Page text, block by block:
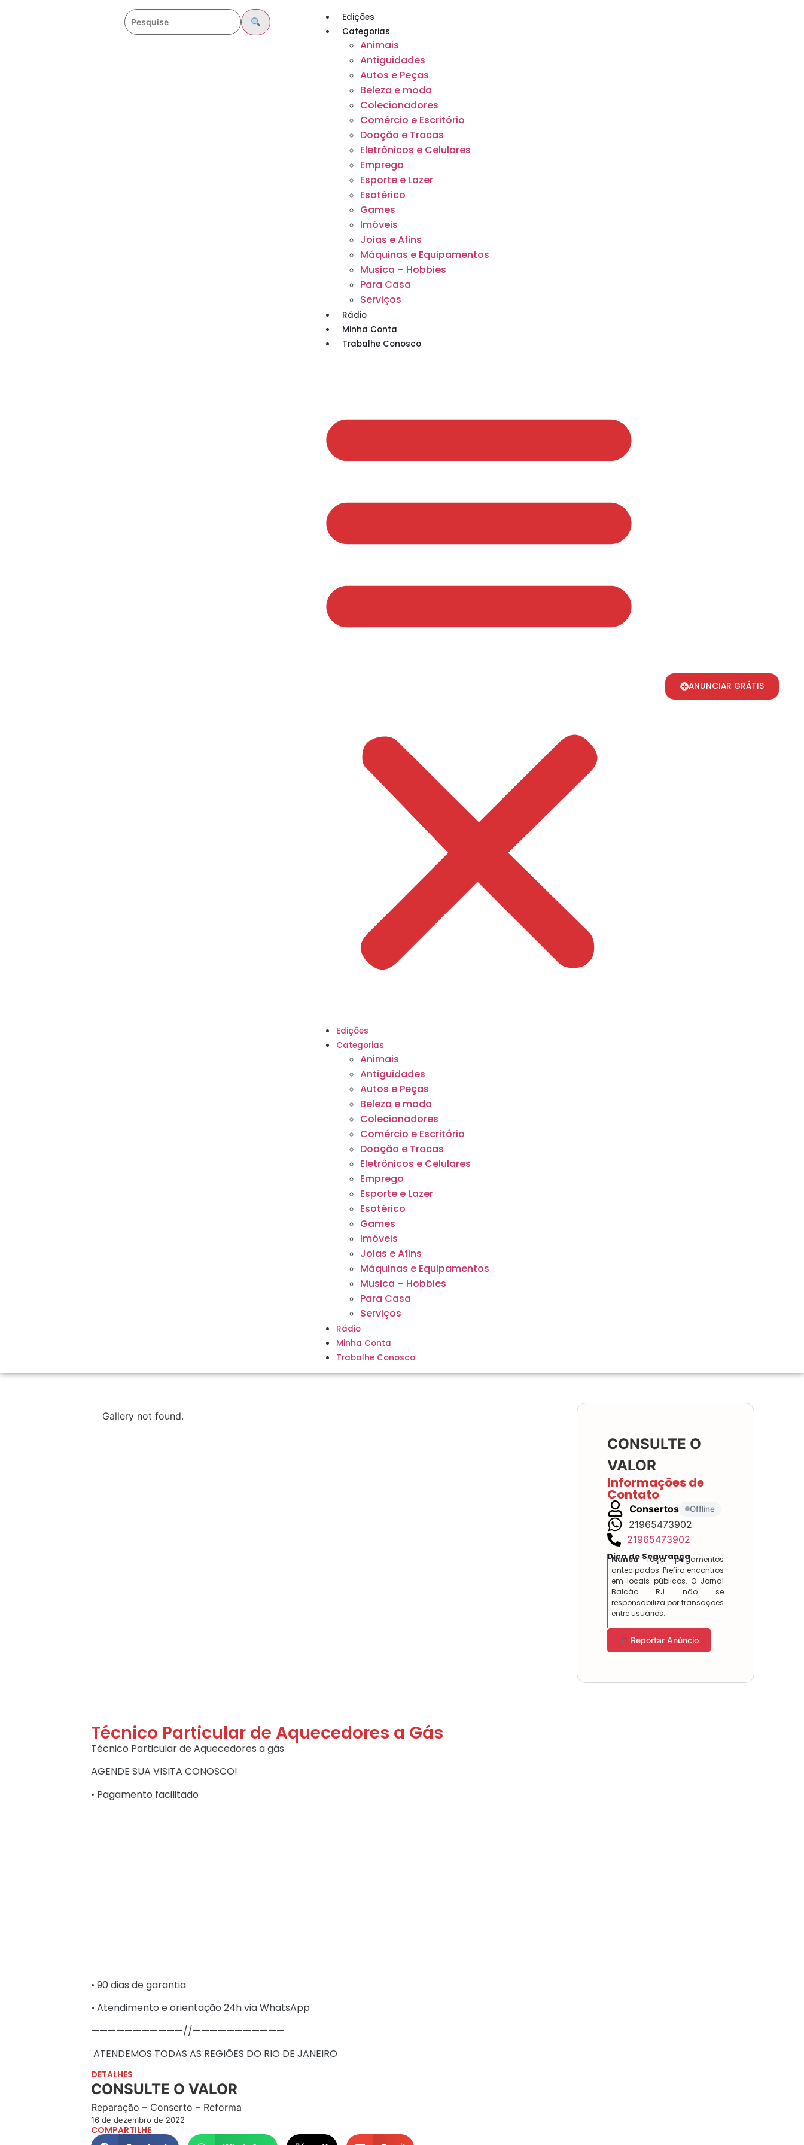
Edições
Categorias
Animais
Antiguidades
Autos e Peças
Beleza e moda
Colecionadores
Comércio e Escritório
Doação e Trocas
Eletrônicos e Celulares
Emprego
Esporte e Lazer
Esotérico
Games
Imóveis
Joias e Afins
Máquinas e Equipamentos
Musica – Hobbies
Para Casa
Serviços
Rádio
Minha Conta
Trabalhe Conosco
Edições
Categorias
Animais
Antiguidades
Autos e Peças
Beleza e moda
Colecionadores
Comércio e Escritório
Doação e Trocas
Eletrônicos e Celulares
Emprego
Esporte e Lazer
Esotérico
Games
Imóveis
Joias e Afins
Máquinas e Equipamentos
Musica – Hobbies
Para Casa
Serviços
Rádio
Minha Conta
Trabalhe Conosco
ANUNCIAR GRÁTIS
Gallery not found.
CONSULTE O
VALOR
Informações de
Contato
Consertos Offline
21965473902
21965473902
Dica de Segurança
Nuncafaça pagamentos
antecipados. Prefira encontros
em locais públicos. O Jornal
Balcão RJ não se
responsabiliza por transações
entre usuários.
Reportar Anúncio
Técnico Particular de Aquecedores a Gás
Técnico Particular de Aquecedores a gás ‍
AGENDE SUA VISITA CONOSCO!
• Pagamento facilitado
• 90 dias de garantia
• Atendimento e orientação 24h via WhatsApp
———————————//———————————
️ ATENDEMOS TODAS AS REGIÕES DO RIO DE JANEIRO
DETALHES
CONSULTE O VALOR
Reparação – Conserto – Reforma
16 de dezembro de 2022
COMPARTILHE